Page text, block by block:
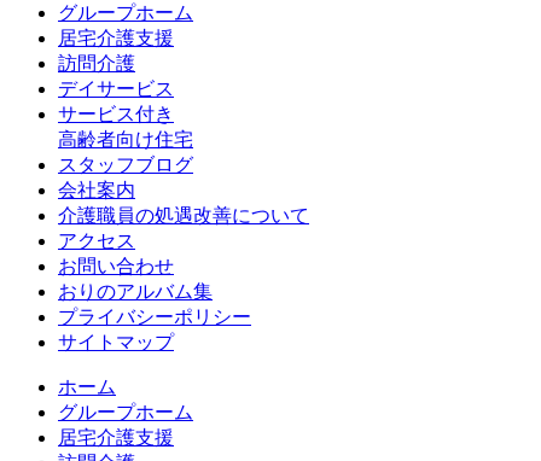
グループホーム
居宅介護支援
訪問介護
デイサービス
サービス付き
高齢者向け住宅
スタッフブログ
会社案内
介護職員の処遇改善について
アクセス
お問い合わせ
おりのアルバム集
プライバシーポリシー
サイトマップ
ホーム
グループホーム
居宅介護支援